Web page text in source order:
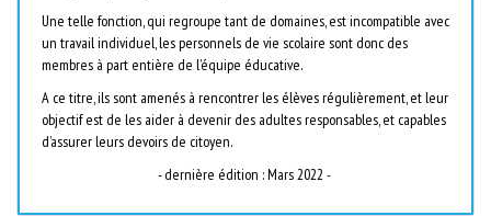
Une telle fonction, qui regroupe tant de domaines, est incompatible avec
un travail individuel, les personnels de vie scolaire sont donc des
membres à part entière de l’équipe éducative.
A ce titre, ils sont amenés à rencontrer les élèves régulièrement, et leur
objectif est de les aider à devenir des adultes responsables, et capables
d’assurer leurs devoirs de citoyen.
- dernière édition : Mars 2022 -